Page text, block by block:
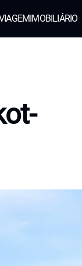
IMOBILIÁRIO